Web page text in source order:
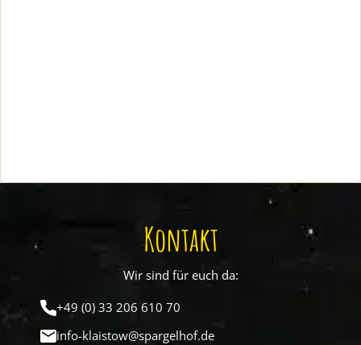
Kontakt
Wir sind für euch da:
+49 (0) 33 206 610 70
info-klaistow@spargelhof.de